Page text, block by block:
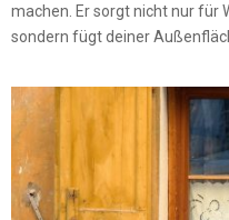
machen. Er sorgt nicht nur für
sondern fügt deiner